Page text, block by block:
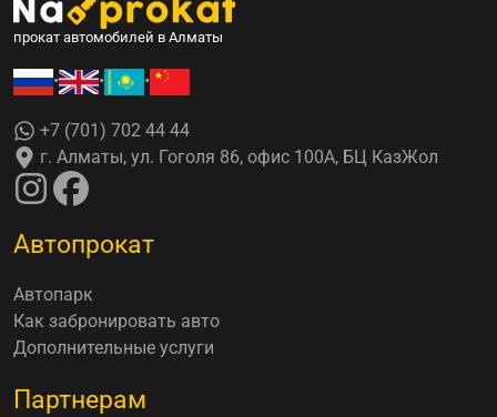
прокат автомобилей в Алматы
• • •
+7 (701) 702 44 44
г. Алматы, ул. Гоголя 86, офис 100А, БЦ КазЖол
Автопрокат
Автопарк
Как забронировать авто
Дополнительные услуги
Партнерам